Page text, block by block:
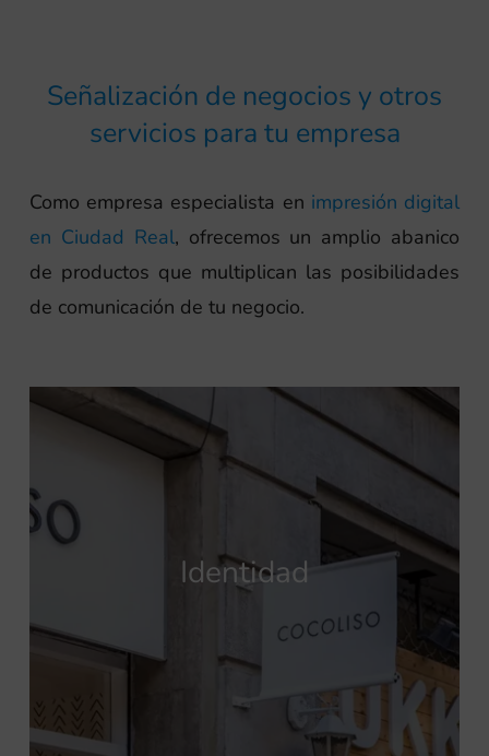
Señalización de negocios y otros
servicios para tu empresa
Como empresa especialista en impresión digital
en Ciudad Real, ofrecemos un amplio abanico
de productos que multiplican las posibilidades
de comunicación de tu negocio.
Identidad